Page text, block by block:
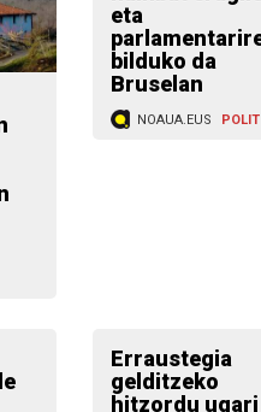
eta
bilduko da
Bruselan
NOAUA.EUS
Erraustegia
gelditzeko
hitzordu ugari